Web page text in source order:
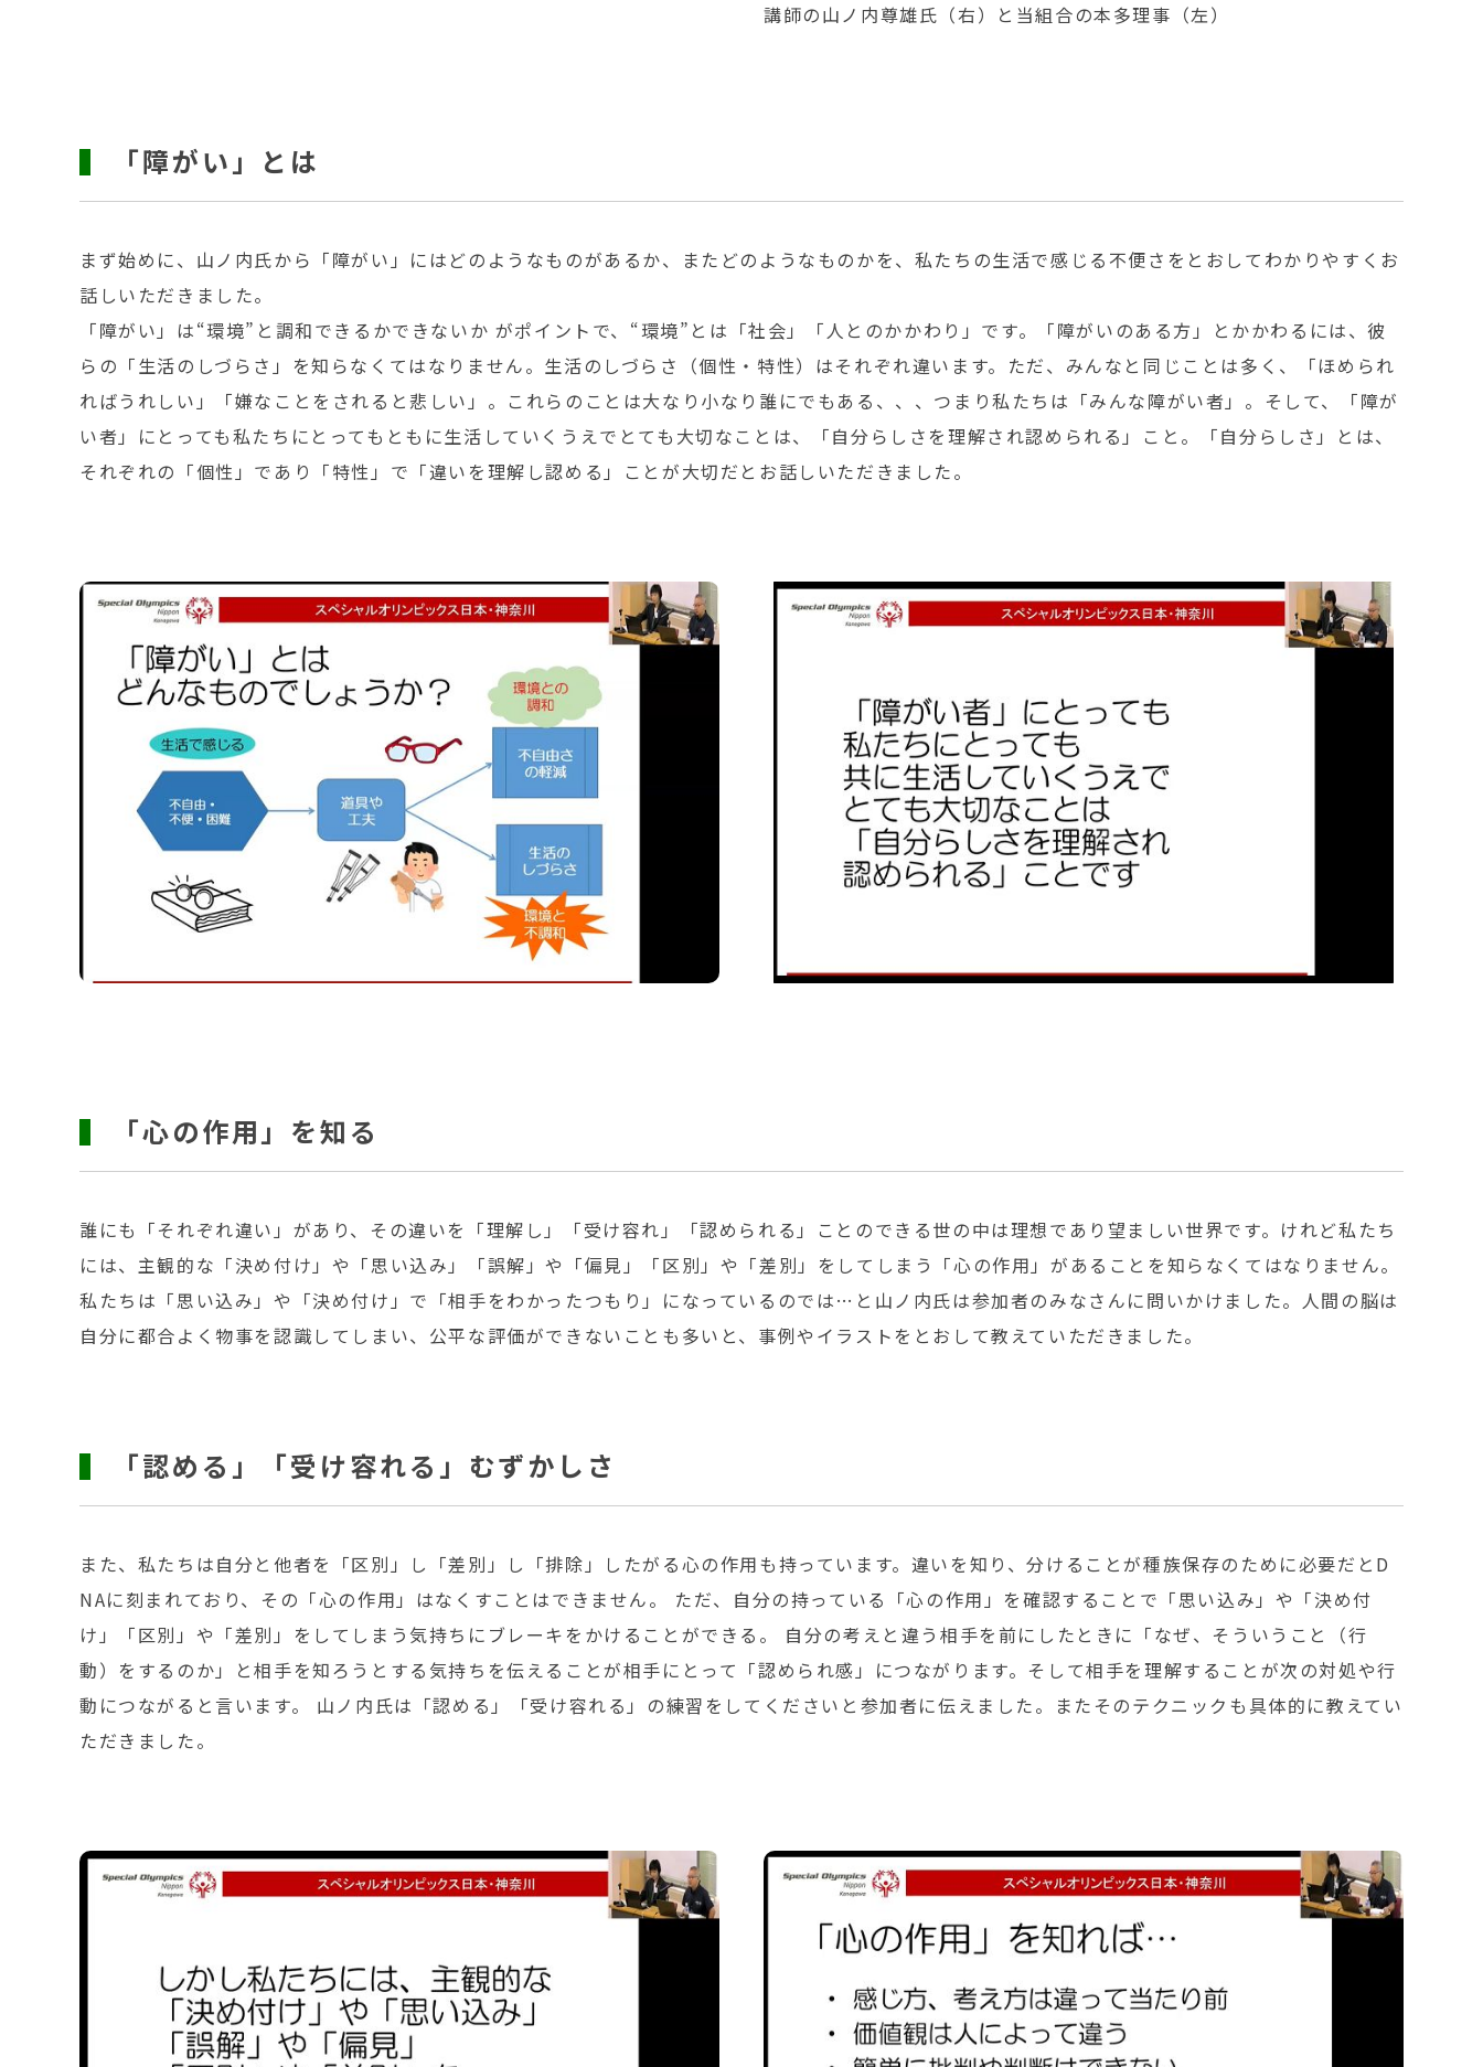
講師の山ノ内尊雄氏（右）と当組合の本多理事（左）
「障がい」とは
まず始めに、山ノ内氏から「障がい」にはどのようなものがあるか、またどのようなものかを、私たちの生活で感じる不便さをとおしてわかりやすくお
話しいただきました。
「障がい」は“環境”と調和できるかできないか がポイントで、“環境”とは「社会」「人とのかかわり」です。「障がいのある方」とかかわるには、彼
らの「生活のしづらさ」を知らなくてはなりません。生活のしづらさ（個性・特性）はそれぞれ違います。ただ、みんなと同じことは多く、「ほめられ
ればうれしい」「嫌なことをされると悲しい」。これらのことは大なり小なり誰にでもある、、、つまり私たちは「みんな障がい者」。そして、「障が
い者」にとっても私たちにとってもともに生活していくうえでとても大切なことは、「自分らしさを理解され認められる」こと。「自分らしさ」とは、
それぞれの「個性」であり「特性」で「違いを理解し認める」ことが大切だとお話しいただきました。
「心の作用」を知る
誰にも「それぞれ違い」があり、その違いを「理解し」「受け容れ」「認められる」ことのできる世の中は理想であり望ましい世界です。けれど私たち
には、主観的な「決め付け」や「思い込み」「誤解」や「偏見」「区別」や「差別」をしてしまう「心の作用」があることを知らなくてはなりません。
私たちは「思い込み」や「決め付け」で「相手をわかったつもり」になっているのでは…と山ノ内氏は参加者のみなさんに問いかけました。人間の脳は
自分に都合よく物事を認識してしまい、公平な評価ができないことも多いと、事例やイラストをとおして教えていただきました。
「認める」「受け容れる」むずかしさ
また、私たちは自分と他者を「区別」し「差別」し「排除」したがる心の作用も持っています。違いを知り、分けることが種族保存のために必要だとD
NAに刻まれており、その「心の作用」はなくすことはできません。 ただ、自分の持っている「心の作用」を確認することで「思い込み」や「決め付
け」「区別」や「差別」をしてしまう気持ちにブレーキをかけることができる。 自分の考えと違う相手を前にしたときに「なぜ、そういうこと（行
動）をするのか」と相手を知ろうとする気持ちを伝えることが相手にとって「認められ感」につながります。そして相手を理解することが次の対処や行
動につながると言います。 山ノ内氏は「認める」「受け容れる」の練習をしてくださいと参加者に伝えました。またそのテクニックも具体的に教えてい
ただきました。